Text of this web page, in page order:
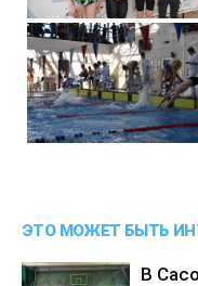
ЭТО МОЖЕТ БЫТЬ
В